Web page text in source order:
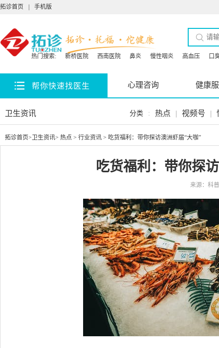
拓诊首页 手机版
热门搜索: 新桥医院 西南医院 鼻炎 慢性咽炎 高血压 口
帮你快速找医生 心理咨询 健康
卫生资讯 分类 : 热点 | 视频号 |
拓诊首页> 卫生资讯> 热点 > 行业资讯 > 吃货福利：带你探访澳洲虾届“大咖”
吃货福利：带你探
来源：科